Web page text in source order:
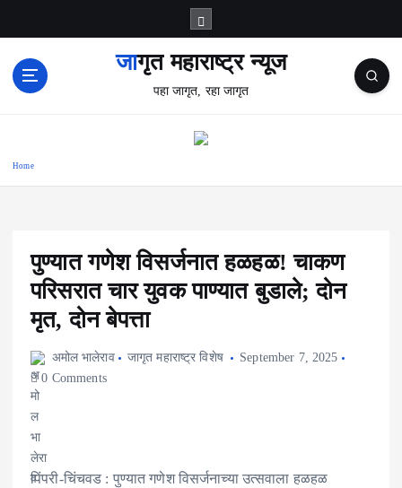
जागृत महाराष्ट्र न्यूज
पहा जागृत, रहा जागृत
Home
पुण्यात गणेश विसर्जनात हळहळ! चाकण
परिसरात चार युवक पाण्यात बुडाले; दोन
मृत, दोन बेपत्ता
अमोल भालेराव जागृत महाराष्ट्र विशेष
September 7, 2025
0 Comments
पिंपरी-चिंचवड : पुण्यात गणेश विसर्जनाच्या उत्सवाला हळहळ